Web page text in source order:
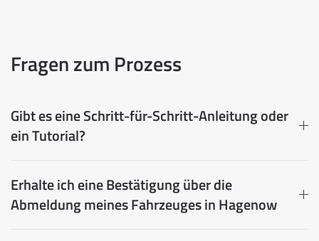
Fragen zum Prozess
Gibt es eine Schritt-für-Schritt-Anleitung oder
ein Tutorial?
Erhalte ich eine Bestätigung über die
Abmeldung meines Fahrzeuges in Hagenow